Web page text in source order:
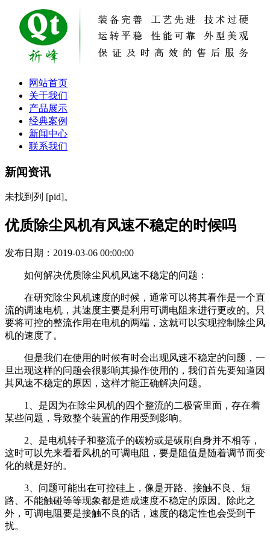
网站首页
关于我们
产品展示
经典案例
新闻中心
联系我们
新闻资讯
未找到列 [pid]。
优质除尘风机有风速不稳定的时候吗
发布日期：2019-03-06 00:00:00
如何解决优质除尘风机风速不稳定的问题：
在研究除尘风机速度的时候，通常可以将其看作是一个直
流的调速电机，其速度主要是利用可调电阻来进行更改的。只
要将可控的整流作用在电机的两端，这就可以实现控制除尘风
机的速度了。
但是我们在使用的时候有时会出现风速不稳定的问题，一
旦出现这样的问题会很影响其操作使用的，我们首先要知道因
其风速不稳定的原因，这样才能正确解决问题。
1、是因为在除尘风机的四个整流的二极管里面，存在着
某些问题，导致整个装置的作用受到影响。
2、是电机转子和整流子的碳粉或是碳刷自身并不相等，
这时可以先来看看风机的可调电阻，要是阻值是随着调节而变
化的就是好的。
3、问题可能出在可控硅上，像是开路、接触不良、短
路、不能触碰等等现象都是造成速度不稳定的原因。除此之
外，可调电阻要是接触不良的话，速度的稳定性也会受到干
扰。